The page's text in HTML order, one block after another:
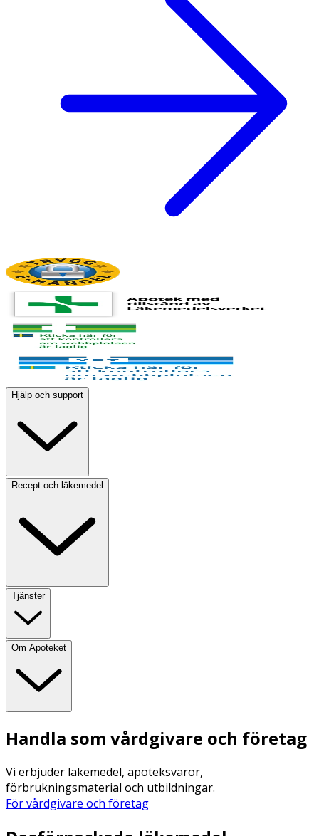
Hjälp och support
Recept och läkemedel
Tjänster
Om Apoteket
Handla som vårdgivare och företag
Vi erbjuder läkemedel, apoteksvaror,
förbrukningsmaterial och utbildningar.
För vårdgivare och företag